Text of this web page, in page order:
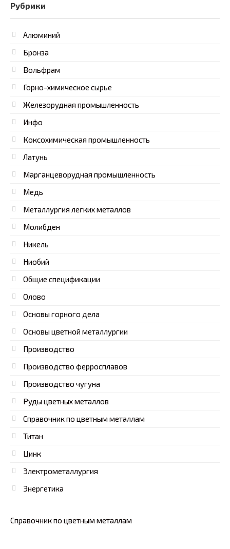
Рубрики
Алюминий
Бронза
Вольфрам
Горно-химическое сырье
Железорудная промышленность
Инфо
Коксохимическая промышленность
Латунь
Марганцеворудная промышленность
Медь
Металлургия легких металлов
Молибден
Никель
Ниобий
Общие спецификации
Олово
Основы горного дела
Основы цветной металлургии
Производство
Производство ферросплавов
Производство чугуна
Руды цветных металлов
Справочник по цветным металлам
Титан
Цинк
Электрометаллургия
Энергетика
Справочник по цветным металлам